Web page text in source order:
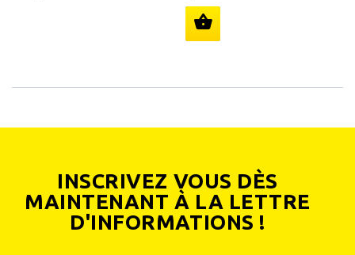
INSCRIVEZ VOUS DÈS
MAINTENANT À LA LETTRE
D'INFORMATIONS !